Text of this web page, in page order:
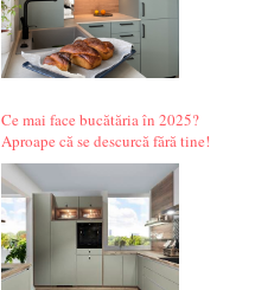
Ce mai face bucătăria în 2025?
Aproape că se descurcă fără tine!